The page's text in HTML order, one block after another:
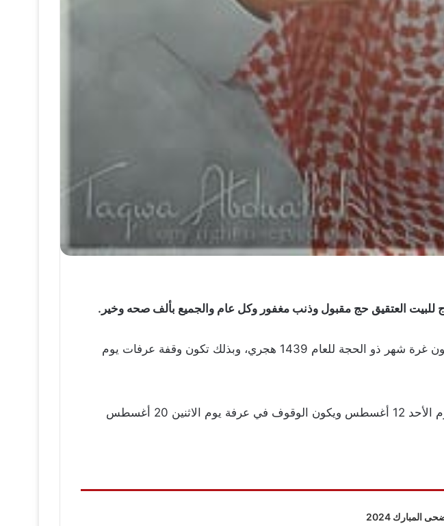
2018 القادم سيكون غرة شهر ذو الحجة للعام 1439 هجري، وبذلك تكون وقفة عرفات يوم
وفي حال ثبتت رؤية هلال شهر ذي الحجة مساء السبت، فإن شهر ذي الحجة سيبدأ يوم الأحد 12 أغسطس ويكون الوقوف في عرفة يوم الاثنين 20 أغسطس
تهنئة عيد الاضحى المبارك 2024